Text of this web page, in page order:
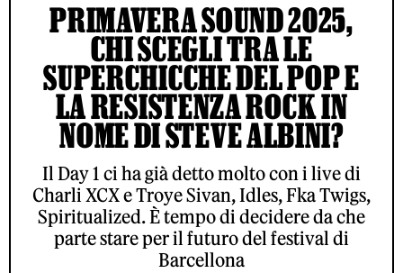
PRIMAVERA SOUND 2025,
CHI SCEGLI TRA LE
SUPERCHICCHE DEL POP E
LA RESISTENZA ROCK IN
NOME DI STEVE ALBINI?
Il Day 1 ci ha già detto molto con i live di
Charli XCX e Troye Sivan, Idles, Fka Twigs,
Spiritualized. È tempo di decidere da che
parte stare per il futuro del festival di
Barcellona